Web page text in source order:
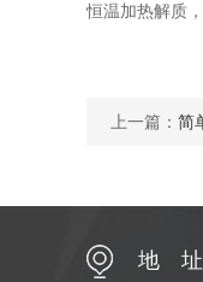
恒温加热解质
上一篇： 简
地 址